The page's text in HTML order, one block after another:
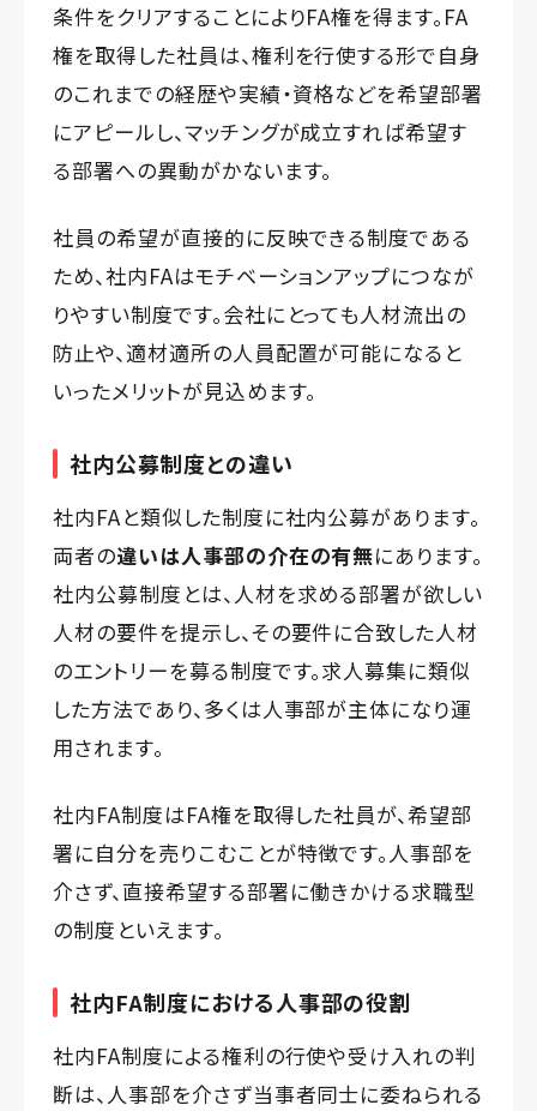
条件をクリアすることによりFA権を得ます。FA
権を取得した社員は、権利を行使する形で自身
のこれまでの経歴や実績・資格などを希望部署
にアピールし、マッチングが成立すれば希望す
る部署への異動がかないます。
社員の希望が直接的に反映できる制度である
ため、社内FAはモチベーションアップにつなが
りやすい制度です。会社にとっても人材流出の
防止や、適材適所の人員配置が可能になると
いったメリットが見込めます。
社内公募制度との違い
社内FAと類似した制度に社内公募があります。
両者の違いは人事部の介在の有無にあります。
社内公募制度とは、人材を求める部署が欲しい
人材の要件を提示し、その要件に合致した人材
のエントリーを募る制度です。求人募集に類似
した方法であり、多くは人事部が主体になり運
用されます。
社内FA制度はFA権を取得した社員が、希望部
署に自分を売りこむことが特徴です。人事部を
介さず、直接希望する部署に働きかける求職型
の制度といえます。
社内FA制度における人事部の役割
社内FA制度による権利の行使や受け入れの判
断は、人事部を介さず当事者同士に委ねられる